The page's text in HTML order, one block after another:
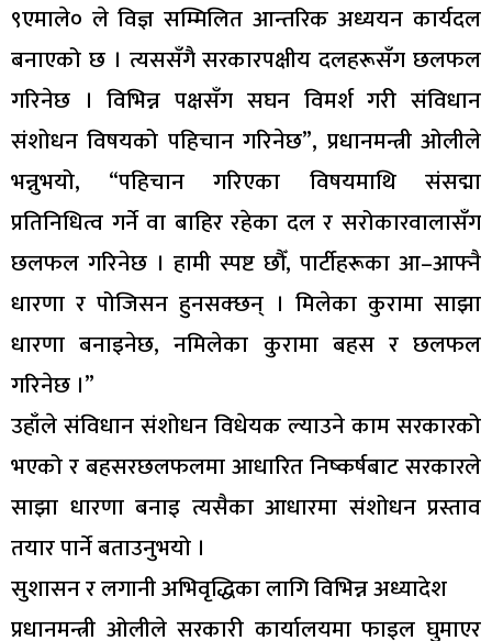
९एमाले० ले विज्ञ सम्मिलित आन्तरिक अध्ययन कार्यदल
बनाएको छ । त्यससँगै सरकारपक्षीय दलहरूसँग छलफल
गरिनेछ । विभिन्न पक्षसँग सघन विमर्श गरी संविधान
संशोधन विषयको पहिचान गरिनेछ”, प्रधानमन्त्री ओलीले
भन्नुभयो, “पहिचान गरिएका विषयमाथि संसद्मा
प्रतिनिधित्व गर्ने वा बाहिर रहेका दल र सरोकारवालासँग
छलफल गरिनेछ । हामी स्पष्ट छौँ, पार्टीहरूका आ–आफ्नै
धारणा र पोजिसन हुनसक्छन् । मिलेका कुरामा साझा
धारणा बनाइनेछ, नमिलेका कुरामा बहस र छलफल
गरिनेछ ।”
उहाँले संविधान संशोधन विधेयक ल्याउने काम सरकारको
भएको र बहसरछलफलमा आधारित निष्कर्षबाट सरकारले
साझा धारणा बनाइ त्यसैका आधारमा संशोधन प्रस्ताव
तयार पार्ने बताउनुभयो ।
सुशासन र लगानी अभिवृद्धिका लागि विभिन्न अध्यादेश
प्रधानमन्त्री ओलीले सरकारी कार्यालयमा फाइल घुमाएर